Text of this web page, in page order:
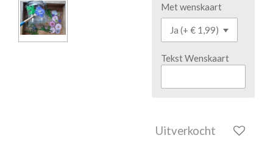
Met wenskaart
Tekst Wenskaart
Uitverkocht